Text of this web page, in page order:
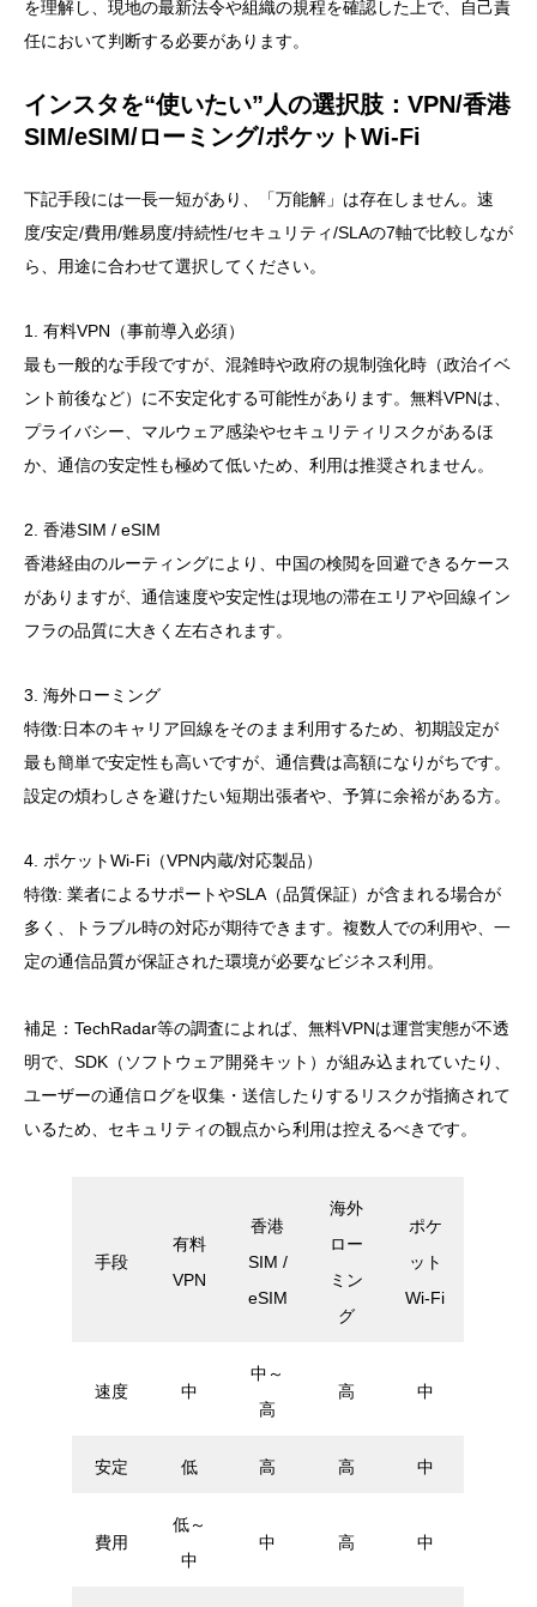
を理解し、現地の最新法令や組織の規程を確認した上で、自己責
任において判断する必要があります。
インスタを“使いたい”人の選択肢：VPN/香港
SIM/eSIM/ローミング/ポケットWi-Fi
下記手段には一長一短があり、「万能解」は存在しません。速
度/安定/費用/難易度/持続性/セキュリティ/SLAの7軸で比較しなが
ら、用途に合わせて選択してください。
1. 有料VPN（事前導入必須）
最も一般的な手段ですが、混雑時や政府の規制強化時（政治イベ
ント前後など）に不安定化する可能性があります。無料VPNは、
プライバシー、マルウェア感染やセキュリティリスクがあるほ
か、通信の安定性も極めて低いため、利用は推奨されません。
2. 香港SIM / eSIM
香港経由のルーティングにより、中国の検閲を回避できるケース
がありますが、通信速度や安定性は現地の滞在エリアや回線イン
フラの品質に大きく左右されます。
3. 海外ローミング
特徴:日本のキャリア回線をそのまま利用するため、初期設定が
最も簡単で安定性も高いですが、通信費は高額になりがちです。
設定の煩わしさを避けたい短期出張者や、予算に余裕がある方。
4. ポケットWi-Fi（VPN内蔵/対応製品）
特徴: 業者によるサポートやSLA（品質保証）が含まれる場合が
多く、トラブル時の対応が期待できます。複数人での利用や、一
定の通信品質が保証された環境が必要なビジネス利用。
補足：TechRadar等の調査によれば、無料VPNは運営実態が不透
明で、SDK（ソフトウェア開発キット）が組み込まれていたり、
ユーザーの通信ログを収集・送信したりするリスクが指摘されて
いるため、セキュリティの観点から利用は控えるべきです。
手段
有料
VPN
香港
SIM /
eSIM
海外
ロー
ミン
グ
ポケ
ット
Wi-Fi
速度 中
中～
高
高 中
安定 低 高 高 中
費用
低～
中
中 高 中